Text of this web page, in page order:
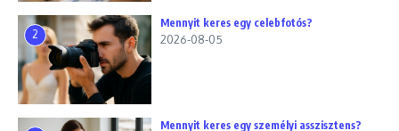
2
Mennyit keres egy celebfotós?
2026-08-05
Mennyit keres egy személyi asszisztens?